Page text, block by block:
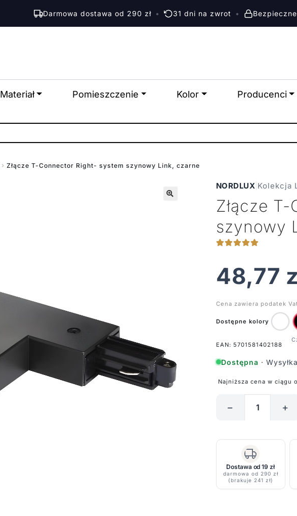
Darmowa dostawa od 290 zł • 31 dni na zwrot •
Materiał Pomieszczenie Kolor Producenci
Złącze T-Connector Right- system szynowy Link, czarne
NORDLUX Kolekcja
Złącze
szynowy
48,77
Cena zawiera podatek
Dostępne kolory
EAN: 5701581402188
Dostępna ·
Najniższa cena w
T-
Connector
system
szynowy
− +
Dostawa od 19 zł
darmowa od 290 zł
(brakuje 241 zł)